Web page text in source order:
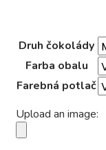
Druh čokolády
Farba obalu
Farebná potlač
Upload an image: